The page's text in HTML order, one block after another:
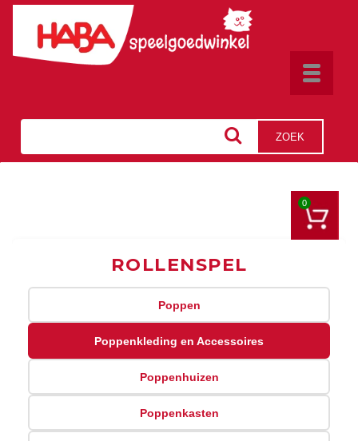
Toggle
ZOEK
0
ROLLENSPEL
Poppen
Poppenkleding en Accessoires
Poppenhuizen
Poppenkasten